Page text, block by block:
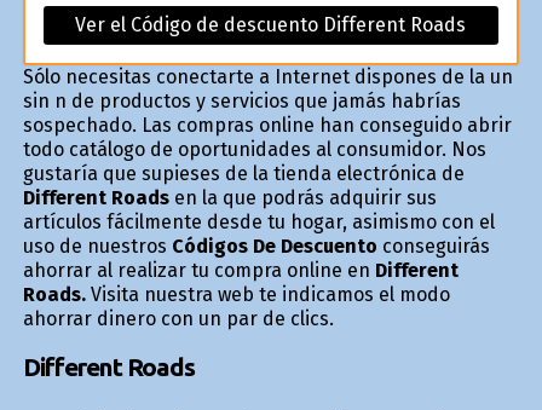
Ver el Código de descuento Different Roads
Sólo necesitas conectarte a Internet dispones de la un
sin fin de productos y servicios que jamás habrías
sospechado. Las compras online han conseguido abrir
todo catálogo de oportunidades al consumidor. Nos
gustaría que supieses de la tienda electrónica de
Different Roadsen la que podrás adquirir sus
artículos fácilmente desde tu hogar, asimismo con el
uso de nuestros Códigos De Descuento conseguirás
ahorrar al realizar tu compra online en Different
Roads.Visita nuestra web te indicamos el modo
ahorrar dinero con un par de clics.
Different Roads